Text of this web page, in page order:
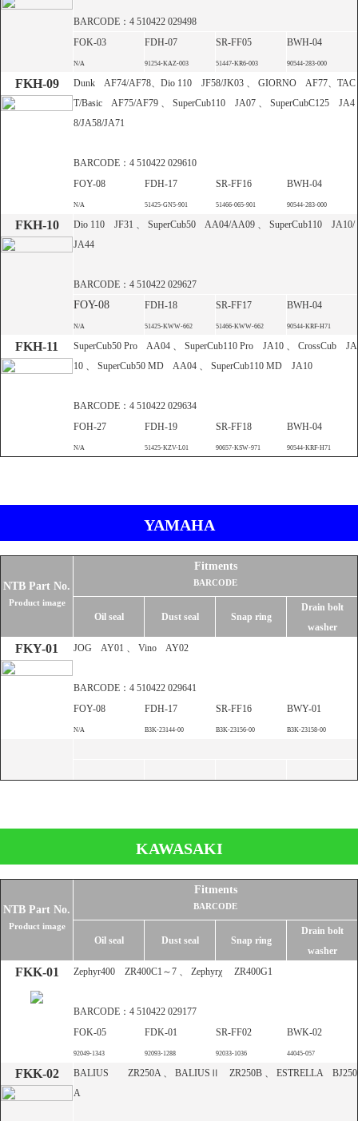
BARCODE：4 510422 029498
FOK-03
N/A
FDH-07
91254-KAZ-003
SR-FF05
51447-KR6-003
BWH-04
90544-283-000
FKH-09
Dunk AF74/AF78、Dio 110 JF58/JK03 、 GIORNO AF77、TAC
T/Basic AF75/AF79 、 SuperCub110 JA07 、 SuperCubC125 JA4
8/JA58/JA71
BARCODE：4 510422 029610
FOY-08
N/A
FDH-17
51425-GN5-901
SR-FF16
51466-065-901
BWH-04
90544-283-000
FKH-10
Dio 110 JF31 、 SuperCub50 AA04/AA09 、 SuperCub110 JA10/
JA44
BARCODE：4 510422 029627
FOY-08
N/A
FDH-18
51425-KWW-662
SR-FF17
51466-KWW-662
BWH-04
90544-KRF-H71
FKH-11
SuperCub50 Pro AA04 、 SuperCub110 Pro JA10 、 CrossCub JA
10 、 SuperCub50 MD AA04 、 SuperCub110 MD JA10
BARCODE：4 510422 029634
FOH-27
N/A
FDH-19
51425-KZV-L01
SR-FF18
90657-KSW-971
BWH-04
90544-KRF-H71
YAMAHA
NTB Part No.
Product image
Fitments
BARCODE
Oil seal Dust seal Snap ring
Drain bolt
washer
FKY-01 JOG AY01 、 Vino AY02
BARCODE：4 510422 029641
FOY-08
N/A
FDH-17
B3K-23144-00
SR-FF16
B3K-23156-00
BWY-01
B3K-23158-00
KAWASAKI
NTB Part No.
Product image
Fitments
BARCODE
Oil seal Dust seal Snap ring
Drain bolt
washer
FKK-01 Zephyr400 ZR400C1～7 、 Zephyrχ ZR400G1
BARCODE：4 510422 029177
FOK-05
92049-1343
FDK-01
92093-1288
SR-FF02
92033-1036
BWK-02
44045-057
FKK-02
BALIUS ZR250A 、 BALIUSⅡ ZR250B 、 ESTRELLA BJ250
A